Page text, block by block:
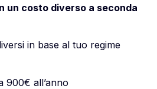
un costo diverso a seconda
in base al tuo regime
900€ all’anno